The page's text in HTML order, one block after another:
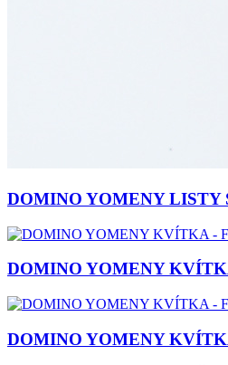
DOMINO YOMENY LISTY
DOMINO YOMENY
DOMINO YOMENY